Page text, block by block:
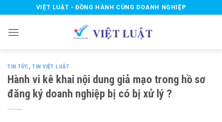
to
content
VIỆT LUẬT - ĐỒNG HÀNH CÙNG DOANH NGHIỆP
TIN TỨC,TIN VIỆT LUẬT
Hành vi kê khai nội dung giả mạo trong hồ sơ
đăng ký doanh nghiệp bị có bị xử lý ?